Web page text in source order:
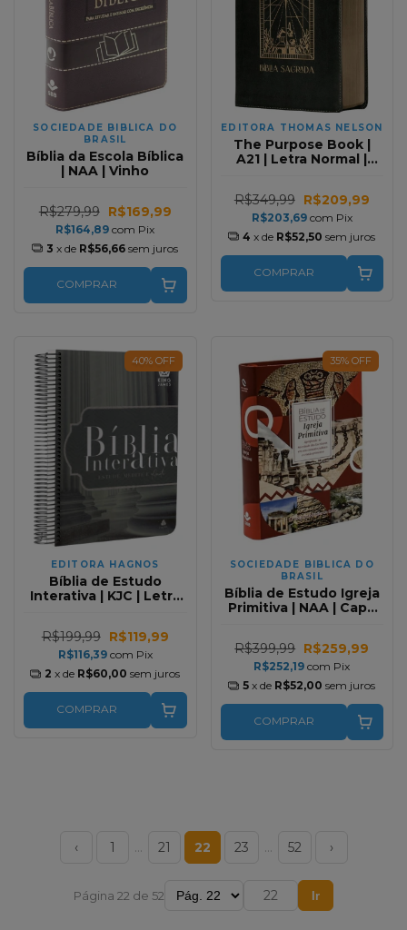
SOCIEDADE BIBLICA DO
BRASIL
Bíblia da Escola Bíblica
| NAA | Vinho
R$279,99 R$169,99
R$164,89com Pix
3 x de R$56,66 sem juros
COMPRAR
EDITORA THOMAS NELSON
The Purpose Book |
A21 | Letra Normal |
Couro Soft Verde
R$349,99 R$209,99
R$203,69 com Pix
4 x de R$52,50 sem juros
COMPRAR
40% OFF
EDITORA HAGNOS
Bíblia de Estudo
Interativa | KJC | Letra
R$199,99 R$119,99
R$116,39 com Pix
2 x de R$60,00 sem juros
COMPRAR
35% OFF
SOCIEDADE BIBLICA DO
BRASIL
Bíblia de Estudo Igreja
Primitiva | NAA | Capa
R$399,99 R$259,99
R$252,19com Pix
5 x de R$52,00 sem juros
COMPRAR
‹ 1 … 21 22 23 … 52 ›
Página 22 de 52 Ir